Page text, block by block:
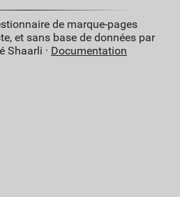
de marque-pages
et sans base de données par
Shaarli · Documentation